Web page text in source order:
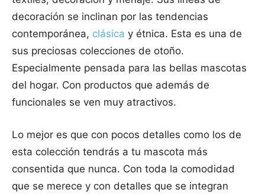
decoración se inclinan por las tendencias
contemporánea, clásica y étnica. Esta es una de
sus preciosas colecciones de otoño.
Especialmente pensada para las bellas mascotas
del hogar. Con productos que además de
funcionales se ven muy atractivos.
Lo mejor es que con pocos detalles como los de
esta colección tendrás a tu mascota más
consentida que nunca. Con toda la comodidad
que se merece y con detalles que se integran